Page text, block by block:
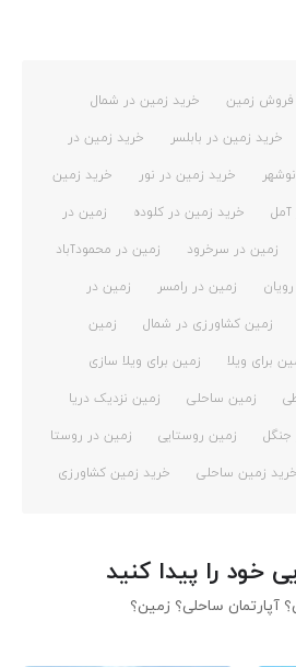
فروش زمین خرید زمین در شمال
خرید زمین در بابلسر خرید زمین در
خرید زمین در نور خرید زمین
آمل خرید زمین در کلوده زمین در
زمین در سرخرود زمین در محمودآباد
زمین در رامسر زمین در
زمین کشاورزی در شمال زمین
برای ویلا زمین برای ویلا سازی
زمین ساحلی زمین نزدیک دریا
جنگل زمین روستایی زمین در روستا
خرید زمین ساحلی خرید زمین کشاورزی
خود را پیدا کنید
آپارتمان ساحلی؟ زمین؟